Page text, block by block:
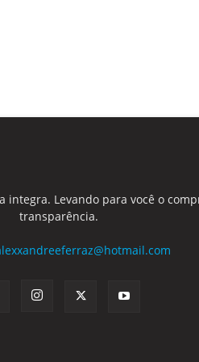
Levando para você o
transparência.